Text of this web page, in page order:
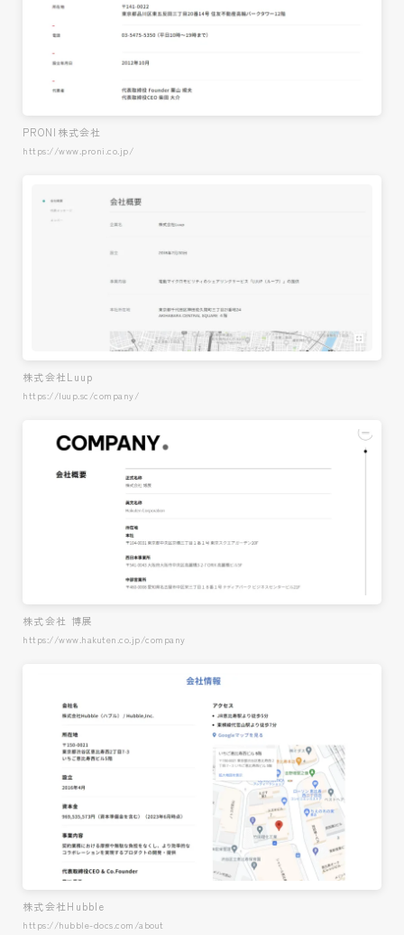
PRONI株式会社
https://www.proni.co.jp/
株式会社Luup
https://luup.sc/company/
株式会社 博展
https://www.hakuten.co.jp/company
株式会社Hubble
https://hubble-docs.com/about